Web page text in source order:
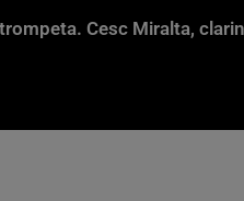
Cesc Miralta,